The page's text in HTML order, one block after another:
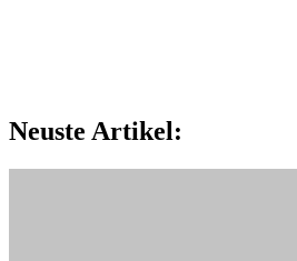
Neuste Artikel: